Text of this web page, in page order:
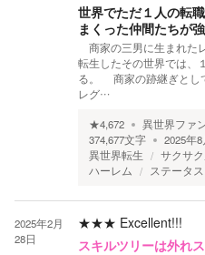
世界でただ１人の転
まくった仲間たちが
商家の三男に生まれた
転生したその世界では、
る。 商家の跡継ぎとし
レグ…
★4,672 異世界ファ
374,677文字 2025年
異世界転生
サクサ
ハーレム
ステータス
2025年2月
28日
★★★ Excellent!!!
スキルツリーは外れ